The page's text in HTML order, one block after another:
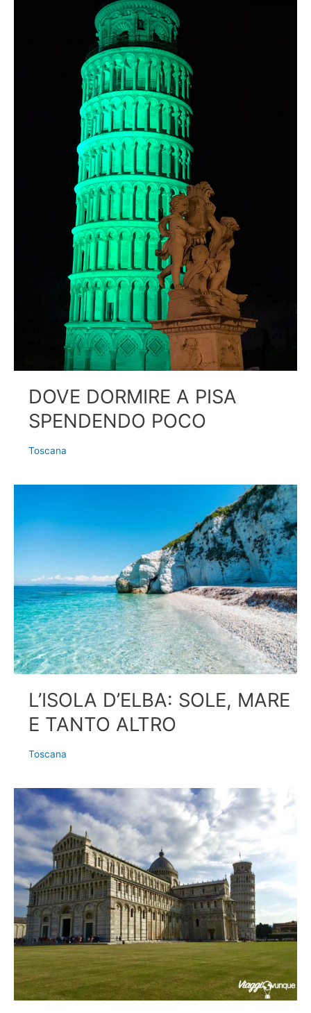
DOVE DORMIRE A PISA
SPENDENDO POCO
Toscana
L’ISOLA D’ELBA: SOLE, MARE
E TANTO ALTRO
Toscana